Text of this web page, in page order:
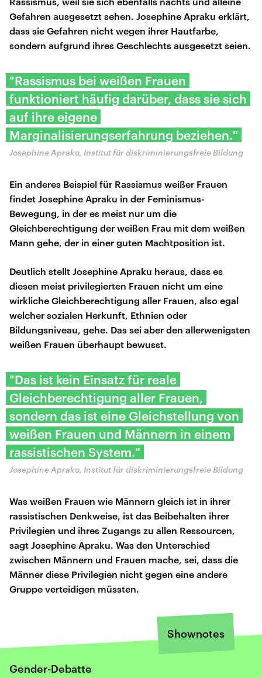
Gefahren ausgesetzt sehen. Josephine Apraku erklärt,
dass sie Gefahren nicht wegen ihrer Hautfarbe,
sondern aufgrund ihres Geschlechts ausgesetzt seien.
"Rassismus bei weißen Frauen
funktioniert häufig darüber, dass sie sich
auf ihre eigene
Marginalisierungserfahrung beziehen."
Josephine Apraku, Institut für diskriminierungsfreie Bildung
Ein anderes Beispiel für Rassismus weißer Frauen
findet Josephine Apraku in der Feminismus-
Bewegung, in der es meist nur um die
Gleichberechtigung der weißen Frau mit dem weißen
Mann gehe, der in einer guten Machtposition ist.
Deutlich stellt Josephine Apraku heraus, dass es
diesen meist privilegierten Frauen nicht um eine
wirkliche Gleichberechtigung aller Frauen, also egal
welcher sozialen Herkunft, Ethnien oder
Bildungsniveau, gehe. Das sei aber den allerwenigsten
weißen Frauen überhaupt bewusst.
"Das ist kein Einsatz für reale
Gleichberechtigung aller Frauen,
sondern das ist eine Gleichstellung von
weißen Frauen und Männern in einem
rassistischen System."
Josephine Apraku, Institut für diskriminierungsfreie Bildung
Was weißen Frauen wie Männern gleich ist in ihrer
rassistischen Denkweise, ist das Beibehalten ihrer
Privilegien und ihres Zugangs zu allen Ressourcen,
sagt Josephine Apraku. Was den Unterschied
zwischen Männern und Frauen mache, sei, dass die
Männer diese Privilegien nicht gegen eine andere
Gruppe verteidigen müssten.
Shownotes
Gender-Debatte